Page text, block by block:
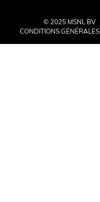
© 2025 MSNL BV
CONDITIONS GÉNÉRALES